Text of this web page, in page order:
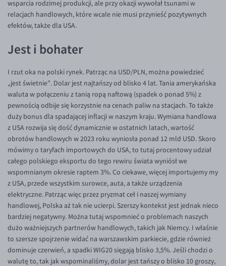
EUR/HUF
EUR/ILS
EUR/JPY
EUR/RON
EUR/SGD
EUR/TRY
EUR/ZAR
GBP/USD
USD/CHF
GBP/CHF
wsparcia rodzimej produkcji, ale przy okazji wywołał tsunami w
relacjach handlowych, które wcale nie musi przynieść pozytywnych
efektów, także dla USA.
Jest i bohater
I rzut oka na polski rynek. Patrząc na USD/PLN, można powiedzieć
„jest świetnie”. Dolar jest najtańszy od blisko 4 lat. Tania amerykańska
waluta w połączeniu z tanią ropą naftową (spadek o ponad 5%) z
pewnością odbije się korzystnie na cenach paliw na stacjach. To także
duży bonus dla spadającej inflacji w naszym kraju. Wymiana handlowa
z USA rozwija się dość dynamicznie w ostatnich latach, wartość
obrotów handlowych w 2023 roku wyniosła ponad 12 mld USD. Skoro
mówimy o taryfach importowych do USA, to tutaj procentowy udział
całego polskiego eksportu do tego rewiru świata wyniósł we
wspomnianym okresie raptem 3%. Co ciekawe, więcej importujemy my
z USA, przede wszystkim surowce, auta, a także urządzenia
elektryczne. Patrząc więc przez pryzmat ceł i naszej wymiany
handlowej, Polska aż tak nie ucierpi. Szerszy kontekst jest jednak nieco
bardziej negatywny. Można tutaj wspomnieć o problemach naszych
dużo ważniejszych partnerów handlowych, takich jak Niemcy. I właśnie
to szersze spojrzenie widać na warszawskim parkiecie, gdzie również
dominuje czerwień, a spadki WIG20 sięgają blisko 3,5%. Jeśli chodzi o
walutę to, tak jak wspominaliśmy, dolar jest tańszy o blisko 10 groszy,